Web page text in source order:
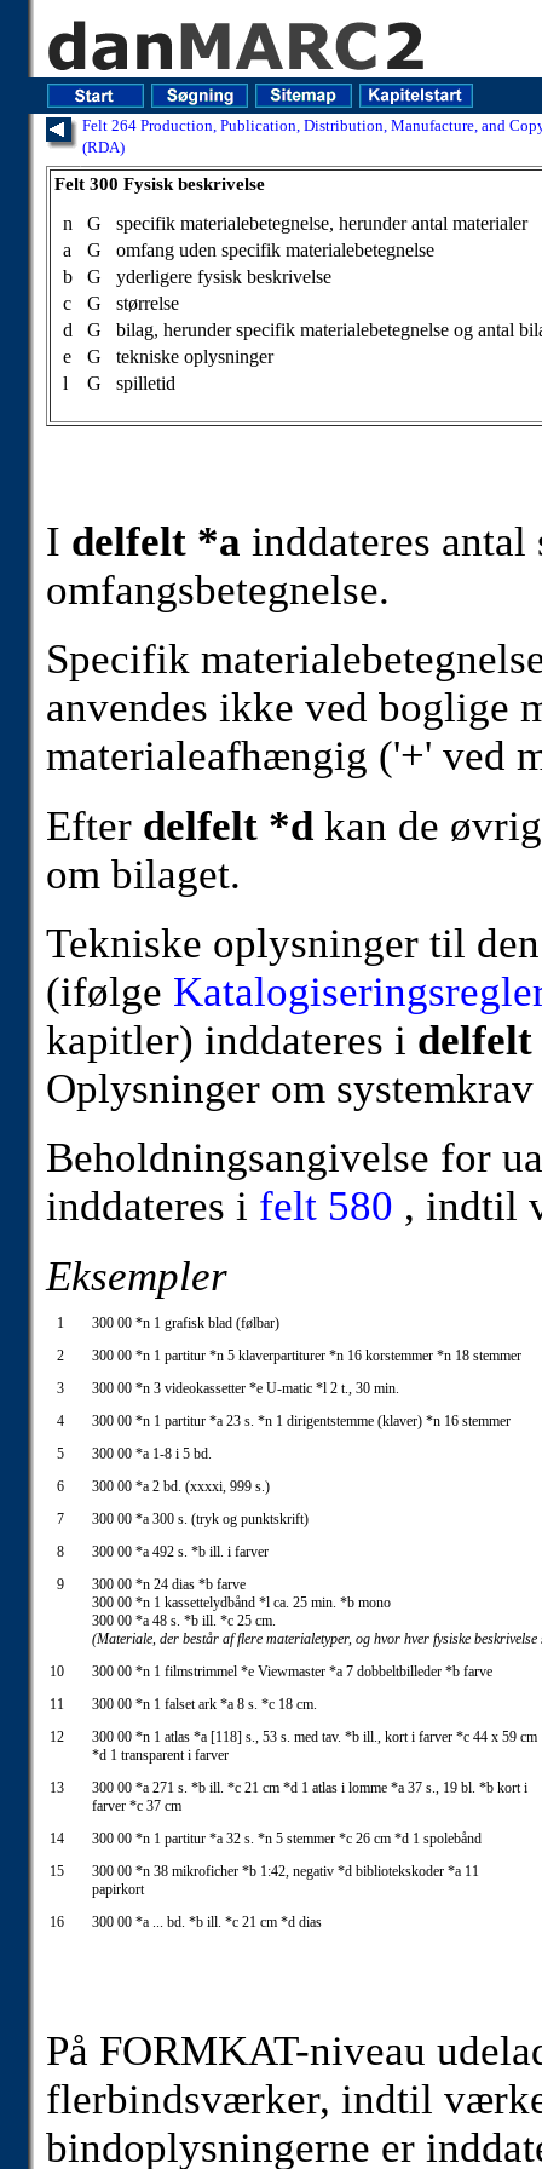
Felt 264 Production, Publication, Distribution, Manufacture, and
(RDA)
Felt 300 Fysisk beskrivelse
n G
specifik materialebetegnelse, herunder antal materialer
a
G
omfang uden specifik materialebetegnelse
b
G
yderligere fysisk beskrivelse
c
G
størrelse
d
G
bilag, herunder specifik materialebetegnelse og antal
e
G
tekniske oplysninger
l
G spilletid
I delfelt *a inddateres
omfangsbetegnelse.
Specifik
anvendes ikke ved boglige
materialeafhængig ('+' ved
Efter delfelt *d kan de
om bilaget.
Tekniske oplysninger til
(ifølge
kapitler) inddateres i delfelt
Oplysninger om
Beholdningsangivelse for
inddateres i felt 580 , indtil
Eksempler
1
300 00 *n 1 grafisk blad (følbar)
2
300 00 *n 1 partitur *n 5 klaverpartiturer *n 16 korstemmer *n 18 stemmer
3
300 00 *n 3 videokassetter *e U-matic *l 2 t., 30 min.
4
300 00 *n 1 partitur *a 23 s. *n 1 dirigentstemme (klaver) *n 16 stemmer
5
300 00 *a 1-8 i 5 bd.
6
300 00 *a 2 bd. (xxxxi, 999 s.)
7
300 00 *a 300 s. (tryk og punktskrift)
8
300 00 *a 492 s. *b ill. i farver
9
300 00 *n 24 dias *b farve
300 00 *n 1 kassettelydbånd *l ca. 25 min. *b mono
300 00 *a 48 s. *b ill. *c 25 cm.
(Materiale, der består af flere materialetyper, og hvor hver fysiske beskrivelse
10
300 00 *n 1 filmstrimmel *e Viewmaster *a 7 dobbeltbilleder *b farve
11
300 00 *n 1 falset ark *a 8 s. *c 18 cm.
12
300 00 *n 1 atlas *a [118] s., 53 s. med tav. *b ill., kort i farver *c 44 x 59 cm
*d 1 transparent i farver
13
300 00 *a 271 s. *b ill. *c 21 cm *d 1 atlas i lomme *a 37 s., 19 bl. *b kort i
farver *c 37 cm
14
300 00 *n 1 partitur *a 32 s. *n 5 stemmer *c 26 cm *d 1 spolebånd
15
300 00 *n 38 mikroficher *b 1:42, negativ *d bibliotekskoder *a 11
papirkort
16
300 00 *a ... bd. *b ill. *c 21 cm *d dias
På FORMKAT-niveau
flerbindsværker, indtil
bindoplysningerne er